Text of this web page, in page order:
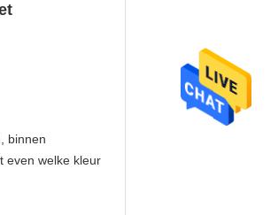
binnen
even welke kleur